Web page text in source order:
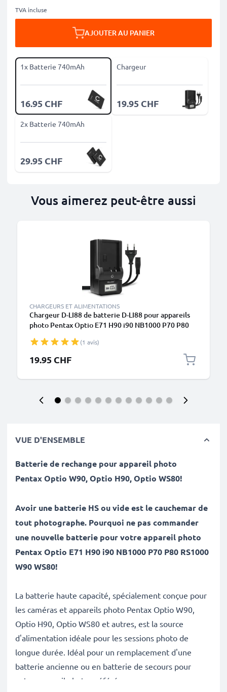
TVA incluse
AJOUTER AU PANIER
1x Batterie 740mAh
16.95 CHF
Chargeur
19.95 CHF
2x Batterie 740mAh
29.95 CHF
Vous aimerez peut-être aussi
CHARGEURS ET ALIMENTATIONS
Chargeur D-LI88 de batterie D-LI88 pour appareils
photo Pentax Optio E71 H90 i90 NB1000 P70 P80
(1 avis)
19.95 CHF
VUE D'ENSEMBLE
Batterie de rechange pour appareil photo
PentaxOptio W90, Optio H90, Optio WS80!
Avoir une batterie HS ou vide est le cauchemar de
tout photographe. Pourquoi ne pas commander
une nouvelle batterie pour votre appareil photo
Pentax Optio E71 H90 i90 NB1000 P70 P80 RS1000
W90 WS80!
La batterie haute capacité, spécialement conçue pour
les caméras et appareils photo Pentax Optio W90,
Optio H90, Optio WS80 et autres, est la source
d'alimentation idéale pour les sessions photo de
longue durée. Idéal pour un remplacement d'une
batterie ancienne ou en batterie de secours pour
votre appareil photo préféré.